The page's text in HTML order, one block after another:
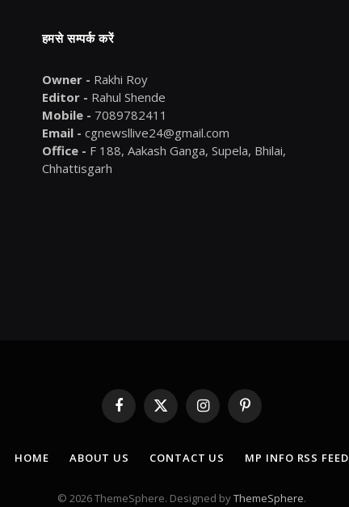
हमसे सम्पर्क करें
Owner - Rakhi Roy
Editor - Rahul Shende
Mobile - 7089782411
Email - cgnewsllive24@gmail.com
Office - F 188, Aakash Ganga, Supela, Bhilai,
Chhattisgarh
Facebook
X
(Twitter)
InstagramPinterest
HOME ABOUT US CONTACT US MP INFO RSS FEED
© 2026 ThemeSphere. Designed byThemeSphere.